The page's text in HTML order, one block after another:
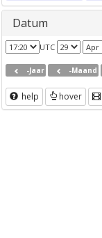
Datum
UTC
-Jaar -Maand
help hover